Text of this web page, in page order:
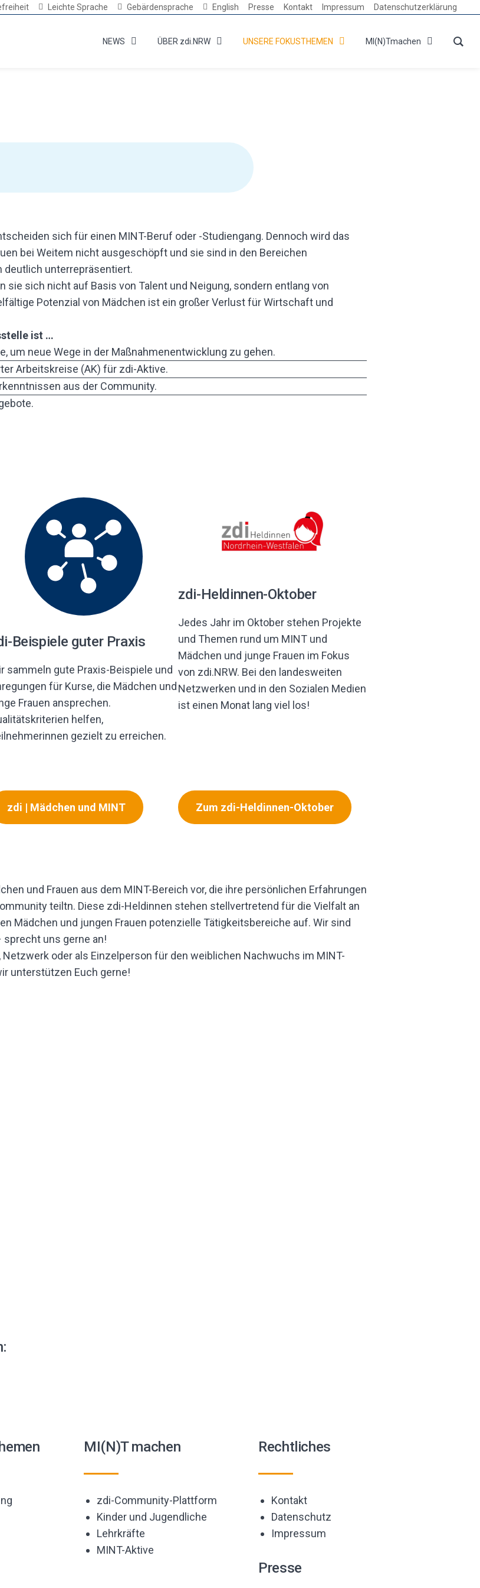
Leichte Sprache Gebärdensprache English Presse Kontakt Impressum Datenschutzerklärung
NEWS ÜBER zdi.NRW UNSERE FOKUSTHEMEN MI(N)Tmachen
sich für einen MINT-Beruf oder -Studiengang. Dennoch wird das
bei Weitem nicht ausgeschöpft und sie sind in den Bereichen
deutlich unterrepräsentiert.
sich nicht auf Basis von Talent und Neigung, sondern entlang von
Potenzial von Mädchen ist ein großer Verlust für Wirtschaft und
ist …
um neue Wege in der Maßnahmenentwicklung zu gehen.
Arbeitskreise (AK) für zdi-Aktive.
aus der Community.
Beispiele guter Praxis
sammeln gute Praxis-Beispiele und
für Kurse, die Mädchen und
Frauen ansprechen.
helfen,
gezielt zu erreichen.
zdi | Mädchen und MINT
zdi-Heldinnen-Oktober
Jedes Jahr im Oktober stehen Projekte
und Themen rund um MINT und
Mädchen und junge Frauen im Fokus
von zdi.NRW. Bei den landesweiten
Netzwerken und in den Sozialen Medien
ist einen Monat lang viel los!
Zum zdi-Heldinnen-Oktober
und Frauen aus dem MINT-Bereich vor, die ihre persönlichen Erfahrungen
teiltn. Diese zdi-Heldinnen stehen stellvertretend für die Vielfalt an
Mädchen und jungen Frauen potenzielle Tätigkeitsbereiche auf. Wir sind
uns gerne an!
oder als Einzelperson für den weiblichen Nachwuchs im MINT-
unterstützen Euch gerne!
MI(N)T machen
zdi-Community-Plattform
Kinder und Jugendliche
Lehrkräfte
MINT-Aktive
Rechtliches
Kontakt
Datenschutz
Impressum
Presse